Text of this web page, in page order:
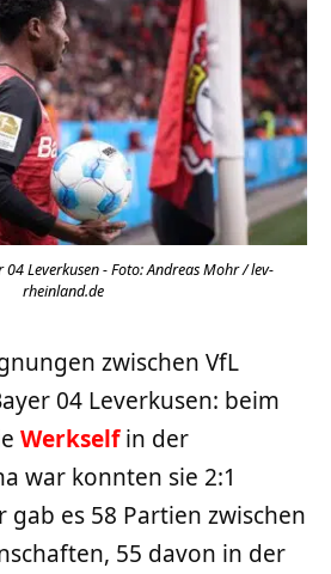
Leverkusen - Foto: Andreas Mohr / lev-
rheinland.de
zwischen VfL
04 Leverkusen: beim
Werkselfin der
war konnten sie 2:1
gab es 58 Partien zwischen
55 davon in der